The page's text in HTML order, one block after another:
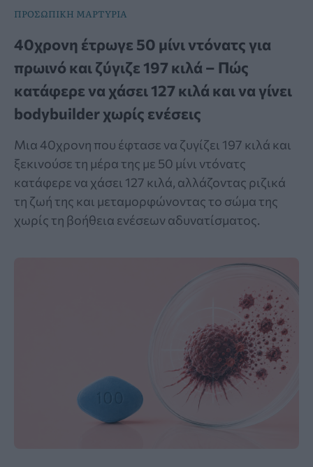
ΠΡΟΣΩΠΙΚΗ ΜΑΡΤΥΡΙΑ
40χρονη έτρωγε 50 μίνι ντόνατς για
πρωινό και ζύγιζε 197 κιλά – Πώς
κατάφερε να χάσει 127 κιλά και να γίνει
bodybuilder χωρίς ενέσεις
Μια 40χρονη που έφτασε να ζυγίζει 197 κιλά και
ξεκινούσε τη μέρα της με 50 μίνι ντόνατς
κατάφερε να χάσει 127 κιλά, αλλάζοντας ριζικά
τη ζωή της και μεταμορφώνοντας το σώμα της
χωρίς τη βοήθεια ενέσεων αδυνατίσματος.